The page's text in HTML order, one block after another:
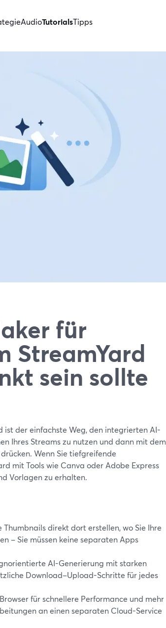
AudioTutorialsTipps
für
StreamYard
sein sollte
ist der einfachste Weg, den integrierten AI-
Ihres Streams zu nutzen und dann mit dem
Wenn Sie tiefgreifende
mit Tools wie Canva oder Adobe Express
Vorlagen zu erhalten.
direkt dort erstellen, wo Sie Ihre
– Sie müssen keine separaten Apps
AI-Generierung mit starken
Download–Upload-Schritte für jedes
für schnellere Performance und mehr
an einen separaten Cloud-Service